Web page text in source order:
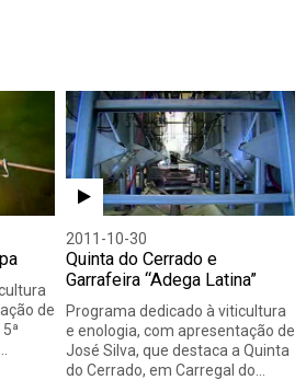
de
2011-10-30
Quinta do Cerrado e
Garrafeira “Adega Latina”
Programa dedicado à viticultura
e enologia, com apresentação de
José Silva, que destaca a Quinta
do Cerrado, em Carregal do…